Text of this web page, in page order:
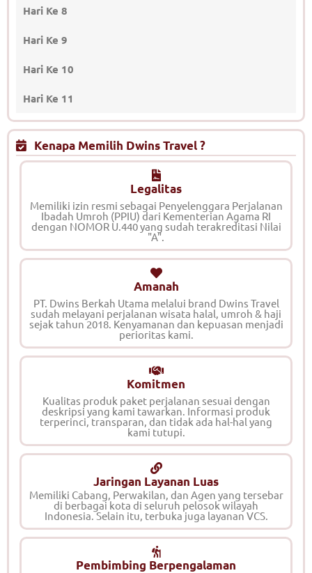
Hari Ke 8
Hari Ke 9
Hari Ke 10
Hari Ke 11
Kenapa Memilih Dwins Travel ?
Legalitas
Memiliki izin resmi sebagai Penyelenggara Perjalanan
Ibadah Umroh (PPIU) dari Kementerian Agama RI
dengan NOMOR U.440 yang sudah terakreditasi Nilai
"A".
Amanah
PT. Dwins Berkah Utama melalui brand Dwins Travel
sudah melayani perjalanan wisata halal, umroh & haji
sejak tahun 2018. Kenyamanan dan kepuasan menjadi
perioritas kami.
Komitmen
Kualitas produk paket perjalanan sesuai dengan
deskripsi yang kami tawarkan. Informasi produk
terperinci, transparan, dan tidak ada hal-hal yang
kami tutupi.
Jaringan Layanan Luas
Memiliki Cabang, Perwakilan, dan Agen yang tersebar
di berbagai kota di seluruh pelosok wilayah
Indonesia. Selain itu, terbuka juga layanan VCS.
Pembimbing Berpengalaman